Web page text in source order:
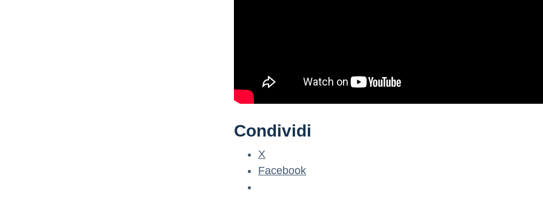
Condividi
X
Facebook